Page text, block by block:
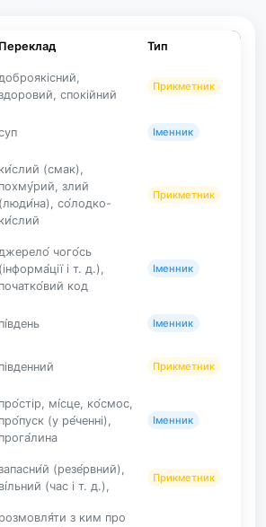
Переклад Тип
спокійний
Прикметник
Іменник
ки́слий (смак),
похму́рий, злий
(люди́на), со́лодко-
ки́слий
Прикметник
чого́сь
(інформа́ції і т. д.),
початко́вий код
Іменник
пі́вдень Іменник
південний Прикметник
про́стір, мі́сце, ко́смос,
про́пуск (у ре́ченні),
прога́лина
Іменник
(резе́рвний),
ві́льний (час і т. д.),
Прикметник
розмовля́ти з ким про